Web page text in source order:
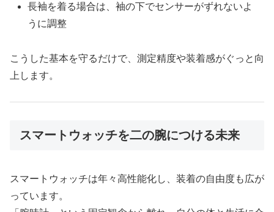
長袖を着る場合は、袖の下でセンサーがずれないよ
うに調整
こうした基本を守るだけで、測定精度や装着感がぐっと向
上します。
スマートウォッチを二の腕につける未来
スマートウォッチは年々高性能化し、装着の自由度も広が
っています。